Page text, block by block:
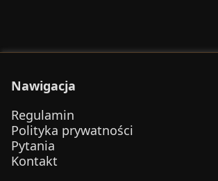
Nawigacja
Regulamin
Polityka prywatności
Pytania
Kontakt